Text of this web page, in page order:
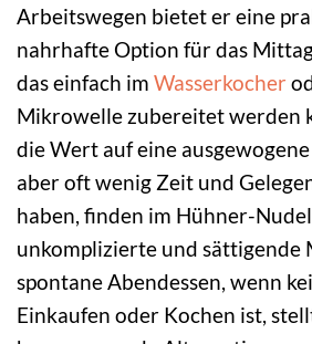
Arbeitswegen bietet er eine
nahrhafte Option für das
das einfach im Wasserkocher
Mikrowelle zubereitet werden
die Wert auf eine
aber oft wenig Zeit und
haben, finden im Hühner-
unkomplizierte und sättigende
spontane Abendessen, wenn
Einkaufen oder Kochen ist,